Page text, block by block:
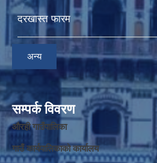
दरखास्त फारम
अन्य
सम्पर्क विवरण
औरही गाउँपालिका
गाउँ कार्यपालिकाको कार्यालय